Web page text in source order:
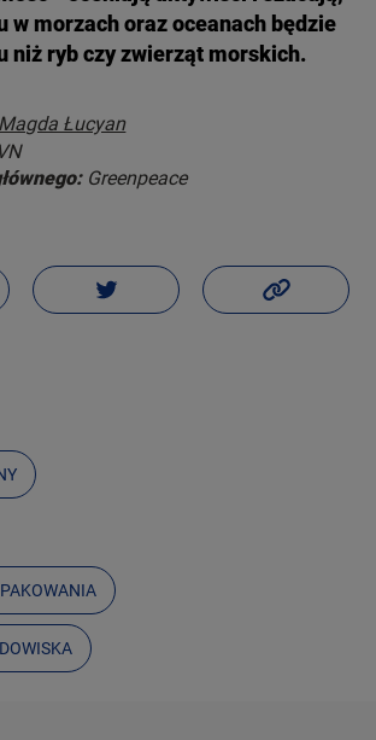
w morzach oraz oceanach będzie
niż ryb czy zwierząt morskich.
Magda Łucyan
Greenpeace